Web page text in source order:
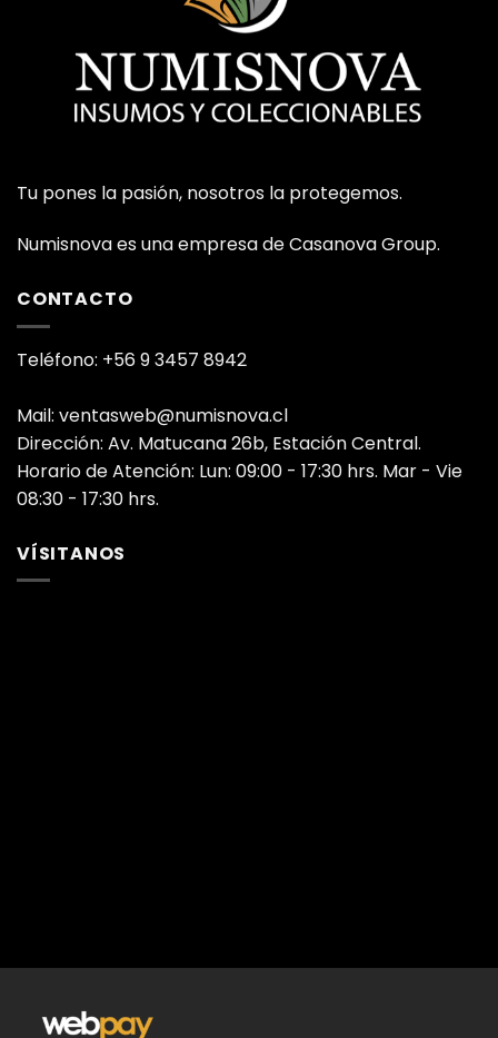
Tu pones la pasión, nosotros la protegemos.
Numisnova es una empresa de Casanova Group.
CONTACTO
Teléfono: +56 9 3457 8942
Mail: ventasweb@numisnova.cl
Dirección: Av. Matucana 26b, Estación Central.
Horario de Atención: Lun: 09:00 - 17:30 hrs. Mar - Vie
08:30 - 17:30 hrs.
VÍSITANOS